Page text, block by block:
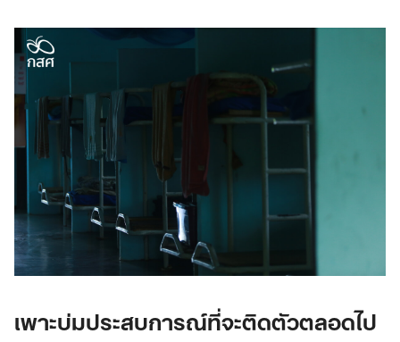
เพาะบ่มประสบการณ์ที่จะติดตัวตลอดไป